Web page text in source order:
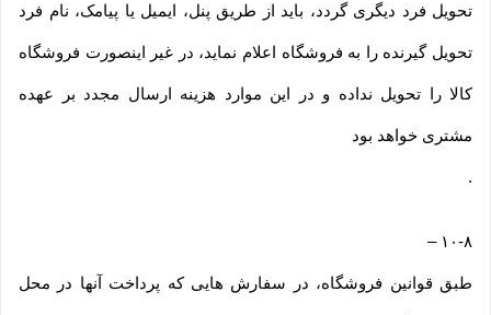
تحویل فرد دیگری گردد، باید از طریق پنل، ایمیل یا پیامک، نام فرد
تحویل گیرنده را به فروشگاه اعلام نماید، در غیر اینصورت فروشگاه
کالا را تحویل نداده و در این موارد هزینه ارسال مجدد بر عهده
مشتری خواهد بود
.
۱۰-۸ –
طبق قوانین فروشگاه، در سفارش هایی که پرداخت آنها در محل